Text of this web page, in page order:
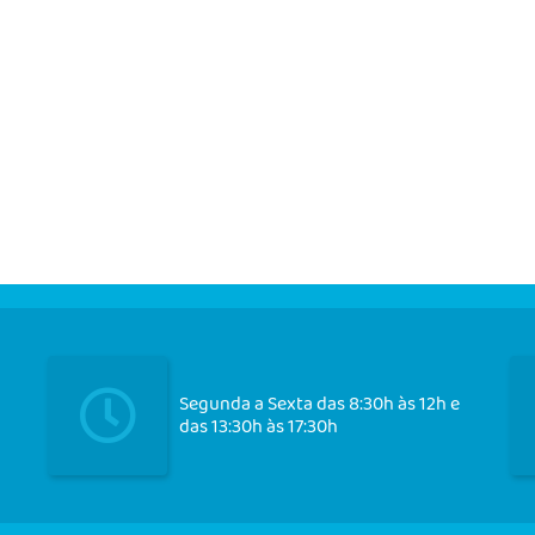
Segunda a Sexta das 8:30h às 12h e
das 13:30h às 17:30h